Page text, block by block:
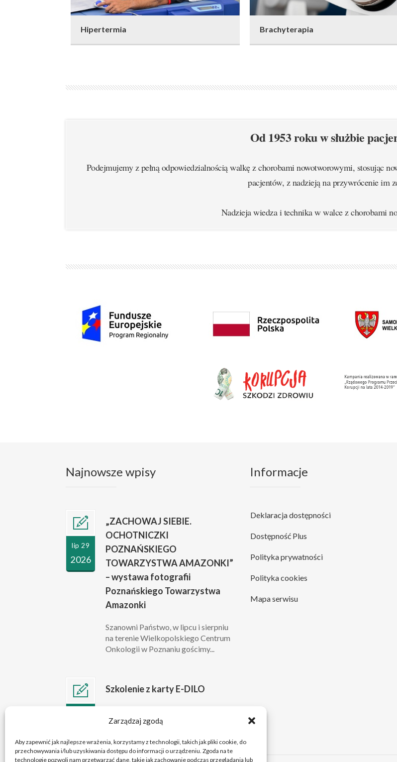
Zarządzaj zgodą
Aby zapewnić jak najlepsze wrażenia, korzystamy z technologii, takich jak pliki cookie, do
przechowywania i/lub uzyskiwania dostępu do informacji o urządzeniu. Zgoda na te
technologie pozwoli nam przetwarzać dane, takie jak zachowanie podczas przeglądania lub
Hipertermia Brachyterapia
Od 1953 roku w służbie
Podejmujemy z pełną odpowiedzialnością walkę z chorobami nowotworowymi, stosując
pacjentów, z nadzieją na przywrócenie im
Nadzieja wiedza i technika w walce z chorobami
Najnowsze wpisy
lip 29
2026
„ZACHOWAJ SIEBIE.
OCHOTNICZKI
POZNAŃSKIEGO
TOWARZYSTWA AMAZONKI”
– wystawa fotografii
Poznańskiego Towarzystwa
Amazonki
Szanowni Państwo, w lipcu i sierpniu
na terenie Wielkopolskiego Centrum
Onkologii w Poznaniu gościmy...
Szkolenie z karty E-DILO
przygotowaniami do wejścia w życie
Informacje
Deklaracja dostępności
Dostępność Plus
Polityka prywatności
Polityka cookies
Mapa serwisu